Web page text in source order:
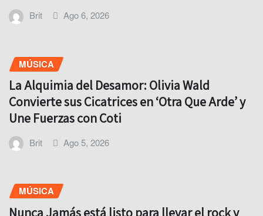
Brit Ago 6, 2026
MÚSICA
La Alquimia del Desamor: Olivia Wald
Convierte sus Cicatrices en ‘Otra Que Arde’ y
Une Fuerzas con Coti
Brit Ago 5, 2026
MÚSICA
Nunca Jamás está listo para llevar el rock y